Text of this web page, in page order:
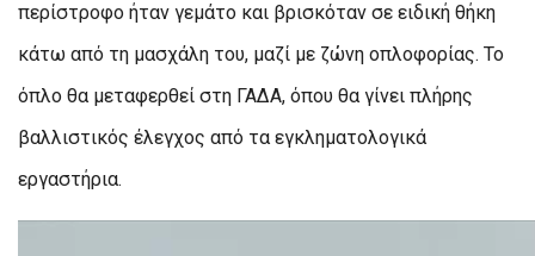
περίστροφο ήταν γεμάτο και βρισκόταν σε ειδική θήκη
κάτω από τη μασχάλη του, μαζί με ζώνη οπλοφορίας. Το
όπλο θα μεταφερθεί στη ΓΑΔΑ, όπου θα γίνει πλήρης
βαλλιστικός έλεγχος από τα εγκληματολογικά
εργαστήρια.